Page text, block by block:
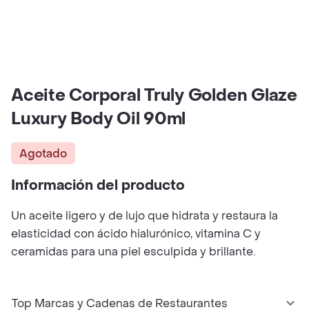
Aceite Corporal Truly Golden Glaze
Luxury Body Oil 90ml
Agotado
Información del producto
Un aceite ligero y de lujo que hidrata y restaura la
elasticidad con ácido hialurónico, vitamina C y
ceramidas para una piel esculpida y brillante.
Top Marcas y Cadenas de Restaurantes